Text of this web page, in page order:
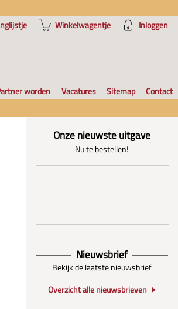
Winkelwagentje Inloggen
worden Vacatures Sitemap Contact
Onze nieuwste uitgave
Nu te bestellen!
Nieuwsbrief
Bekijk de laatste nieuwsbrief
Overzicht alle nieuwsbrieven